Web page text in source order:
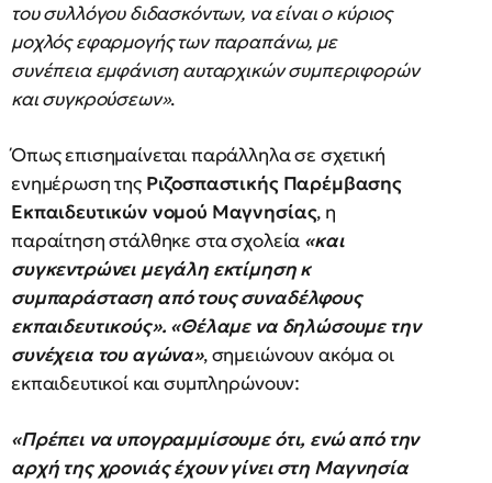
του συλλόγου διδασκόντων, να είναι ο κύριος
μοχλός εφαρμογής των παραπάνω, με
συνέπεια εμφάνιση αυταρχικών συμπεριφορών
και συγκρούσεων».
Όπως επισημαίνεται παράλληλα σε σχετική
ενημέρωση της Ριζοσπαστικής Παρέμβασης
Εκπαιδευτικών νομού Μαγνησίας, η
παραίτηση στάλθηκε στα σχολεία «και
συγκεντρώνει μεγάλη εκτίμηση κ
συμπαράσταση από τους συναδέλφους
εκπαιδευτικούς». «Θέλαμε να δηλώσουμε την
συνέχεια του αγώνα», σημειώνουν ακόμα οι
εκπαιδευτικοί και συμπληρώνουν:
«Πρέπει να υπογραμμίσουμε ότι, ενώ από την
αρχή της χρονιάς έχουν γίνει στη Μαγνησία